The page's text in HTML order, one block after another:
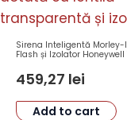
Sirena Inteligentă Morley-
Flash și Izolator Honeywell
PC-I05, EN54-23 Clasa O, 32
Tonuri, 97 dB, IP65, Alb
Transparent
459,27 lei
Add to cart